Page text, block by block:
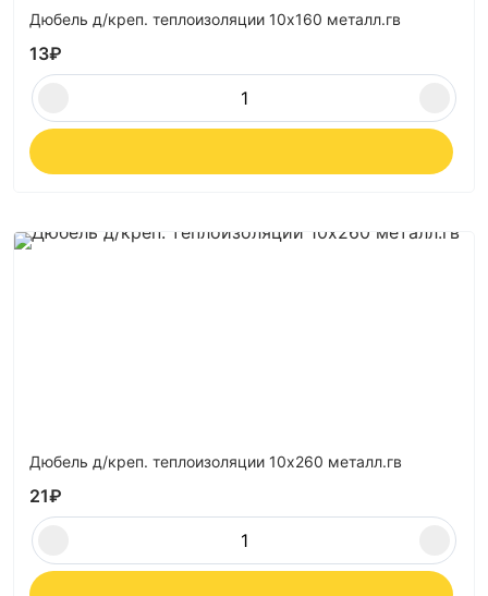
Дюбель д/креп. теплоизоляции 10х160 металл.гв
13₽
Дюбель д/креп. теплоизоляции 10х260 металл.гв
21₽